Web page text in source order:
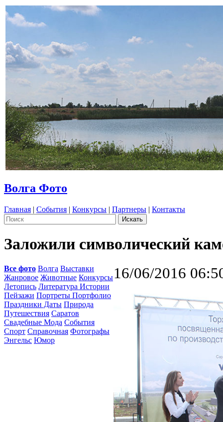
Волга Фото
Главная | События | Конкурсы | Партнеры | Контакты
Заложили символический
Все фото Волга Выставки
Жанровое Животные Конкурсы
Летопись Литература Истории
Пейзажи Портреты Портфолио
Праздники Даты Природа
Путешествия Саратов
Свадебные Мода События
Спорт Справочная Фотографы
Энгельс Юмор
16/06/2016